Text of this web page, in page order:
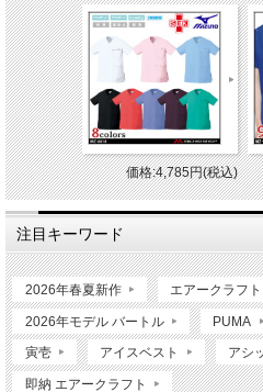
価格:4,785円(税込)
注目キーワード
2026年春夏新作 エアークラフト
2026年モデル バートル PUMA
寅壱 アイスベスト アシ
即納 エアークラフト